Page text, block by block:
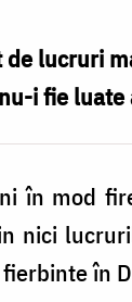
de lucruri
i fie luate
în mod
nici
în